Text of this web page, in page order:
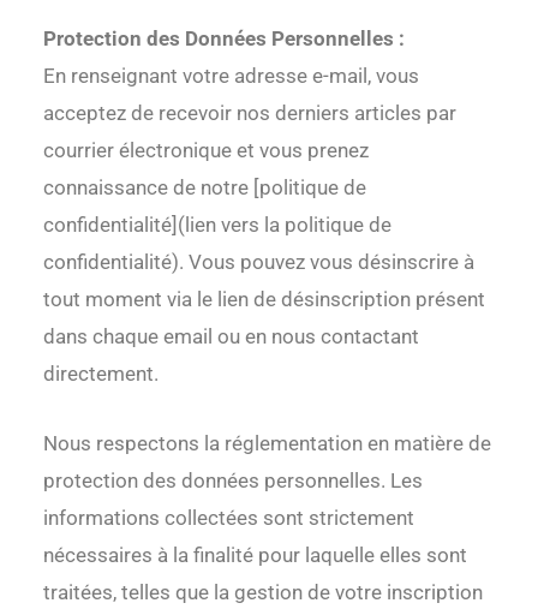
Protection des Données Personnelles :
En renseignant votre adresse e-mail, vous
acceptez de recevoir nos derniers articles par
courrier électronique et vous prenez
connaissance de notre [politique de
confidentialité](lien vers la politique de
confidentialité). Vous pouvez vous désinscrire à
tout moment via le lien de désinscription présent
dans chaque email ou en nous contactant
directement.
Nous respectons la réglementation en matière de
protection des données personnelles. Les
informations collectées sont strictement
nécessaires à la finalité pour laquelle elles sont
traitées, telles que la gestion de votre inscription